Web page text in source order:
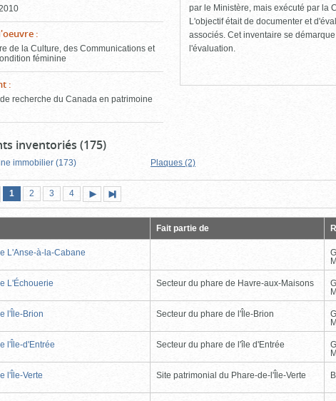
:
de la Culture, des Communications et
féminine
:
recherche du Canada en patrimoine
par le Ministère, mais exécuté par la
L'objectif était de documenter et
associés. Cet inventaire se
l'évaluation.
inventoriés (175)
immobilier (173) Plaques (2)
PremièrePage
Page
1 (page
actuelle)
Page
2 Page
3 Page
4
suivante
page
Fait partie de
L'Anse-à-la-Cabane
L'Échouerie Secteur du phare de Havre-aux-Maisons
l'Île-Brion Secteur du phare de l'Île-Brion
l'Île-d'Entrée Secteur du phare de l'île d'Entrée
l'Île-Verte Site patrimonial du Phare-de-l'Île-Verte